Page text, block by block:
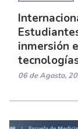
inmersión
06 de Agosto,